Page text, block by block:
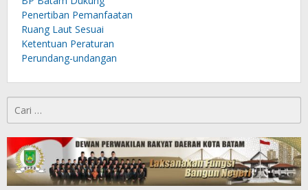
Penertiban Pemanfaatan
Ruang Laut Sesuai
Ketentuan Peraturan
Perundang-undangan
untuk: